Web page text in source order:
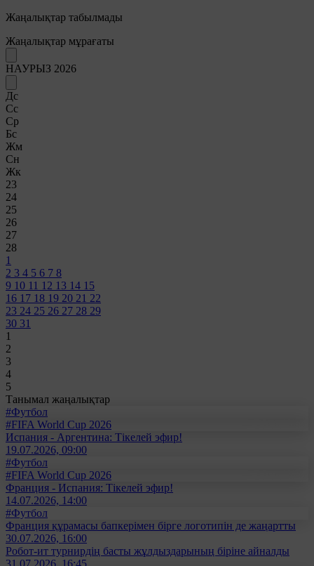
Жаңалықтар табылмады
Жаңалықтар мұрағаты
НАУРЫЗ 2026
Дс
Сс
Ср
Бс
Жм
Сн
Жк
23
24
25
26
27
28
1
2 3 4 5 6 7 8
9 10 11 12 13 14 15
16 17 18 19 20 21 22
23 24 25 26 27 28 29
30 31
1
2
3
4
5
Танымал жаңалықтар
#Футбол
#FIFA World Cup 2026
Испания - Аргентина: Тікелей эфир!
19.07.2026, 09:00
#Футбол
#FIFA World Cup 2026
Франция - Испания: Тікелей эфир!
14.07.2026, 14:00
#Футбол
Франция құрамасы бапкерімен бірге логотипін де жаңартты
30.07.2026, 16:00
Робот-ит турнирдің басты жұлдыздарының біріне айналды
31.07.2026, 16:45